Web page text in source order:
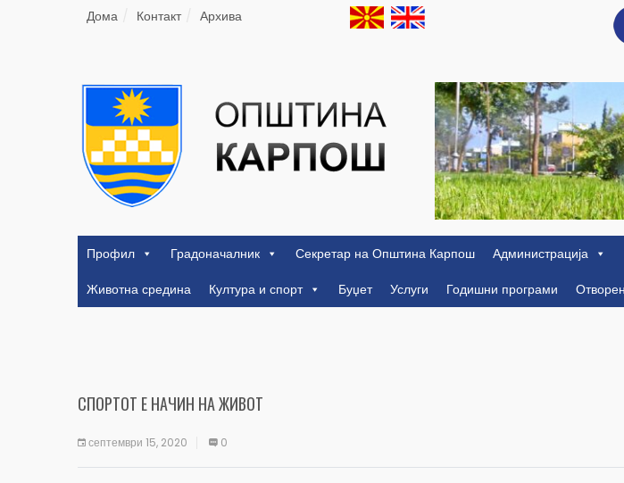
Дома Контакт Архива
Профил Градоначалник Секретар на Општина Карпош Администрација
Животна средина
Култура и спорт Буџет Услуги Годишни програми
СПОРТОТ Е НАЧИН НА ЖИВОТ
септември 15, 2020 0